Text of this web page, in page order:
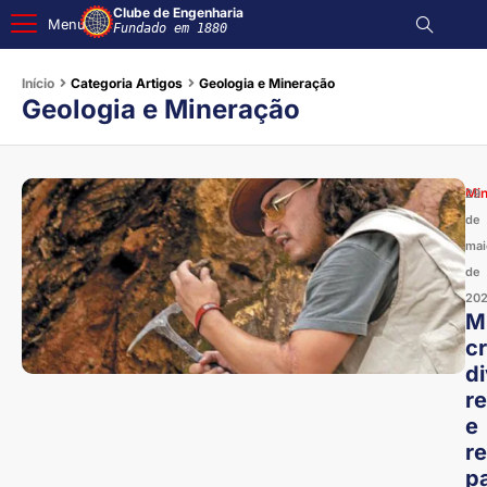
Menu
Clube de Engenharia
Fundado em 1880
Início Categoria Artigos Geologia e Mineração
Geologia e Mineração
29
de
de
e